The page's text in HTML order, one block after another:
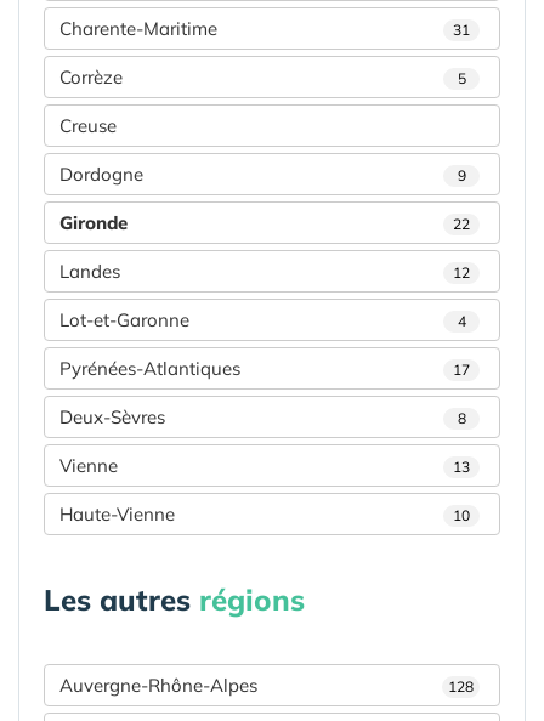
Charente-Maritime 31
Corrèze 5
Creuse
Dordogne 9
Gironde 22
Landes 12
Lot-et-Garonne 4
Pyrénées-Atlantiques 17
Deux-Sèvres 8
Vienne 13
Haute-Vienne 10
Les autres régions
Auvergne-Rhône-Alpes 128